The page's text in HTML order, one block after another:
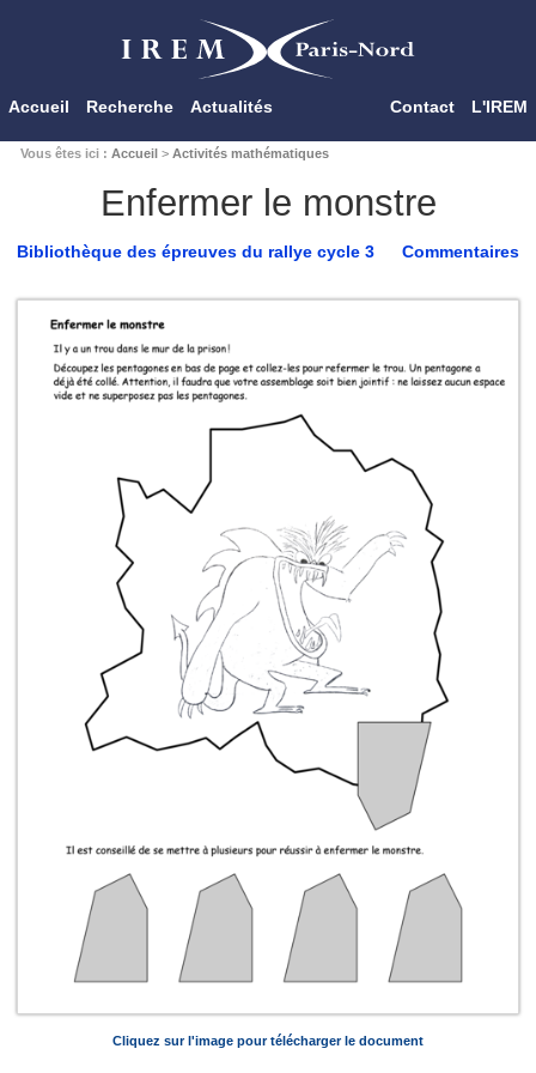
Accueil Recherche Actualités Contact L'IREM
Vous êtes ici : Accueil> Activités mathématiques
Enfermer le monstre
Commentaires
Bibliothèque des épreuves du rallye cycle 3
Cliquez sur l'image pour télécharger le document